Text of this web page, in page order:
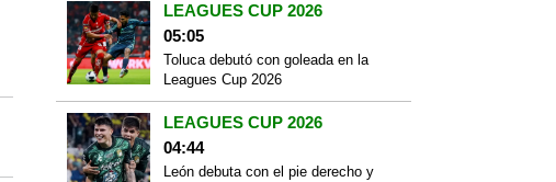
LEAGUES CUP 2026
05:05
Toluca debutó con goleada en la
Leagues Cup 2026
LEAGUES CUP 2026
04:44
León debuta con el pie derecho y